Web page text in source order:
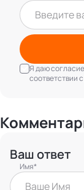
Я даю
соответствии с
Ваш ответ
Имя*